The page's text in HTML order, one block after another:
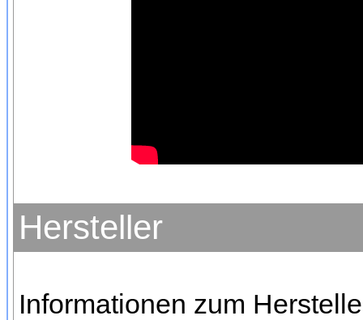
Hersteller
Informationen zum